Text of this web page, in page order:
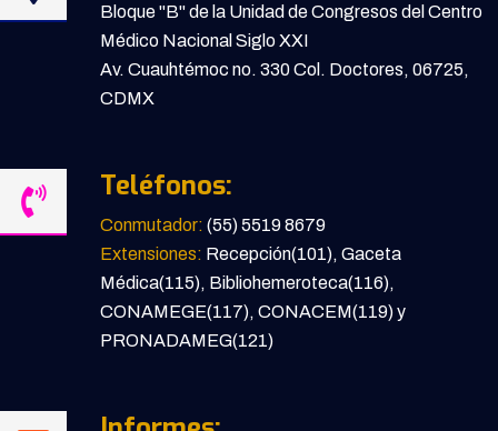
Bloque "B" de la Unidad de Congresos del Centro
Médico Nacional Siglo XXI
Av. Cuauhtémoc no. 330 Col. Doctores, 06725,
CDMX
Teléfonos:
Conmutador: (55) 5519 8679
Extensiones: Recepción(101), Gaceta
Médica(115), Bibliohemeroteca(116),
CONAMEGE(117), CONACEM(119) y
PRONADAMEG(121)